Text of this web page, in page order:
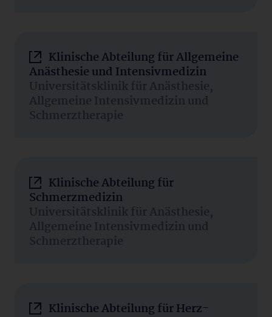
Klinische Abteilung für Allgemeine
Anästhesie und Intensivmedizin
Universitätsklinik für Anästhesie,
Allgemeine Intensivmedizin und
Schmerztherapie
Klinische Abteilung für
Schmerzmedizin
Universitätsklinik für Anästhesie,
Allgemeine Intensivmedizin und
Schmerztherapie
Klinische Abteilung für Herz-